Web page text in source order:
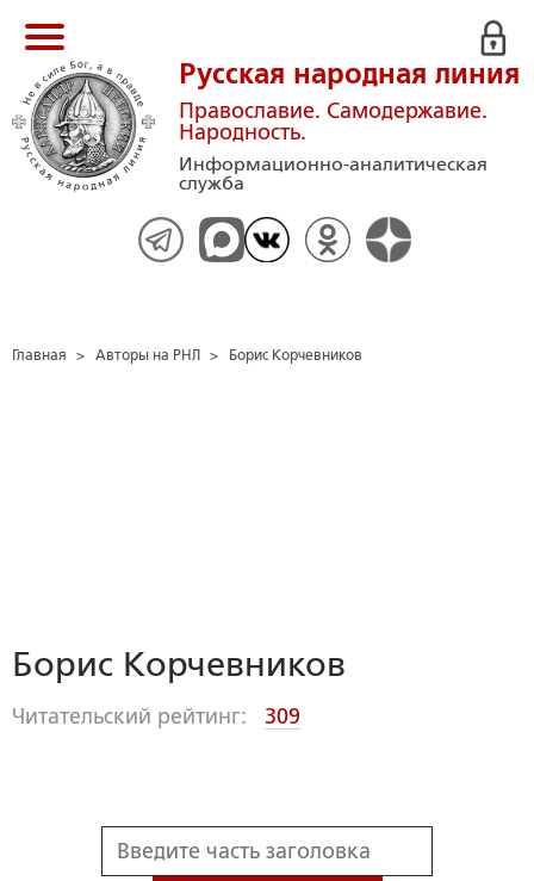
Русская народная линия
Православие. Самодержавие.
Народность.
Информационно-аналитическая
служба
Главная > Авторы на РНЛ > Борис Корчевников
Борис Корчевников
Читательский рейтинг: 309